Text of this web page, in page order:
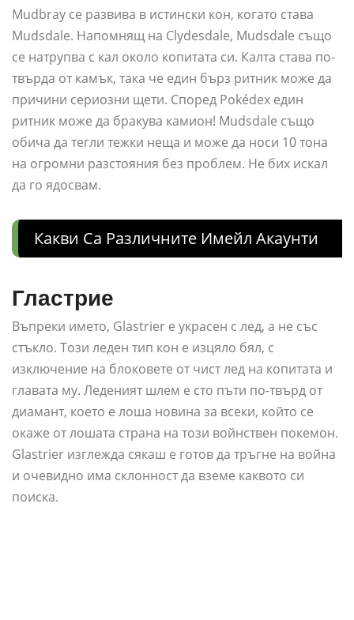
Mudbray се развива в истински кон, когато става
Mudsdale. Напомнящ на Clydesdale, Mudsdale също
се натрупва с кал около копитата си. Калта става по-
твърда от камък, така че един бърз ритник може да
причини сериозни щети. Според Pokédex един
ритник може да бракува камион! Mudsdale също
обича да тегли тежки неща и може да носи 10 тона
на огромни разстояния без проблем. Не бих искал
да го ядосвам.
Какви Са Различните Имейл Акаунти
Гластрие
Въпреки името, Glastrier е украсен с лед, а не със
стъкло. Този леден тип кон е изцяло бял, с
изключение на блоковете от чист лед на копитата и
главата му. Леденият шлем е сто пъти по-твърд от
диамант, което е лоша новина за всеки, който се
окаже от лошата страна на този войнствен покемон.
Glastrier изглежда сякаш е готов да тръгне на война
и очевидно има склонност да вземе каквото си
поиска.